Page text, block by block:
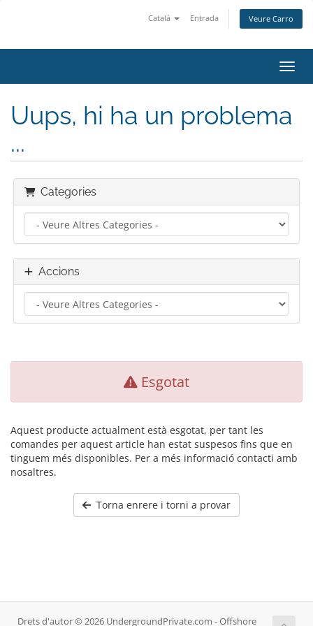
Català Entrada Veure Carro
Uups, hi ha un problema
...
Categories
Accions
Esgotat
Aquest producte actualment està esgotat, per tant les
comandes per aquest article han estat suspesos fins que en
tinguem més disponibles. Per a més informació contacti amb
nosaltres.
Torna enrere i torni a provar
Drets d'autor © 2026 UndergroundPrivate.com - Offshore